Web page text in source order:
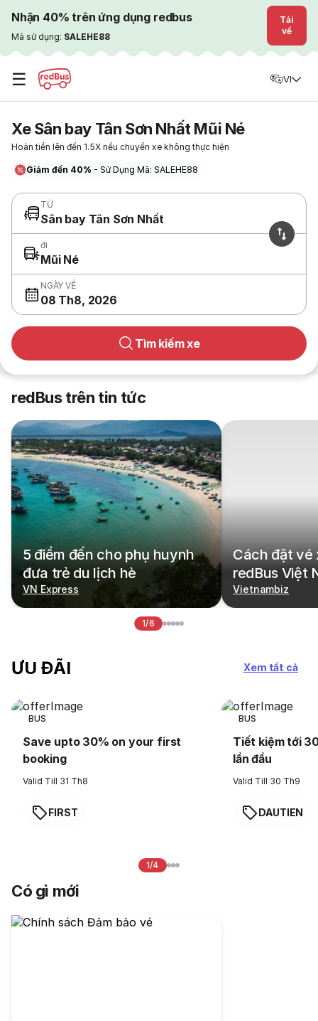
Nhận 40% trên ứng dụng redbus
Mã sử dụng: SALEHE88
Tải
về
☰ VI
Xe Sân bay Tân Sơn Nhất Mũi Né
Hoàn tiền lên đến 1.5X nếu chuyến xe không thực hiện
Giảm đến 40% - Sử Dụng Mã: SALEHE88
TỪ
Sân bay Tân Sơn Nhất
đi
Mũi Né
NGÀY VỀ
08 Th8, 2026
Tìm kiếm xe
redBus trên tin tức
5 điểm đến cho phụ huynh
đưa trẻ du lịch hè
VN Express
Cách đặt vé
redBus Việt
Vietnambiz
1/6
ƯU ĐÃI Xem tất cả
BUS
Save upto 30% on your first
booking
Valid Till 31 Th8
FIRST
BUS
Tiết kiệm tới
lần đầu
Valid Till 30 Th9
DAUTIEN
1/4
Có gì mới